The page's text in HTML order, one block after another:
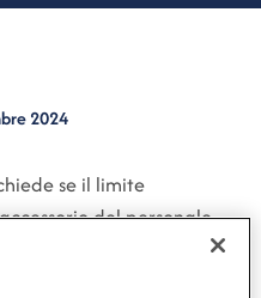
2024
se il limite
del personale,
del D.Lgs. 75/2017,
dipendenti, il